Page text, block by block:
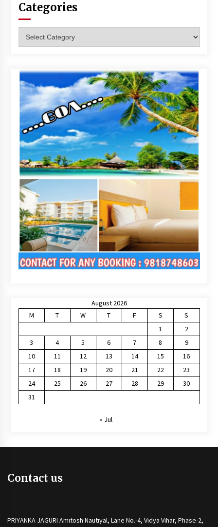
Categories
August 2026
M
T W T F S
S
1
2
3
4 5 6 7 8
9
10
11 12 13 14 15
16
17
18 19 20 21 22
23
24
25 26 27 28 29
30
31
« Jul
Contact us
PRIYANKA JAGURI Amitosh Nautiyal, Lane No.-4, Vidya Vihar, Phase-2,